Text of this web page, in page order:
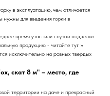
в эксплуатацию, чем отличается
нужны для введения горки в
время участили случаи подделки
продукцию - читайте тут >>
исключительно на ровных твердых
скат 8 м" – место, где
территории на даче и прекрасный